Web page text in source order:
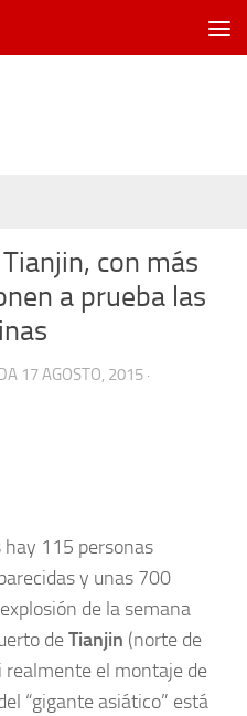
con más
a prueba las
17 AGOSTO, 2015 ·
hay 115 personas
y unas 700
de la semana
deTianjin (norte de
realmente el montaje de
“gigante asiático” está